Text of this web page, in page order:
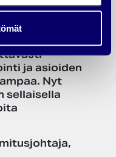
ja
että
ja asioiden
Nyt
sellaisella